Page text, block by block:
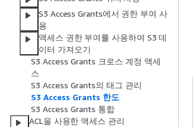
S3 Access Grants에서 권한 부여 사
용
액세스 권한 부여를 사용하여 S3 데
이터 가져오기
S3 Access Grants 크로스 계정 액세
스
S3 Access Grants의 태그 관리
S3 Access Grants 한도
S3 Access Grants 통합
ACL을 사용한 액세스 관리